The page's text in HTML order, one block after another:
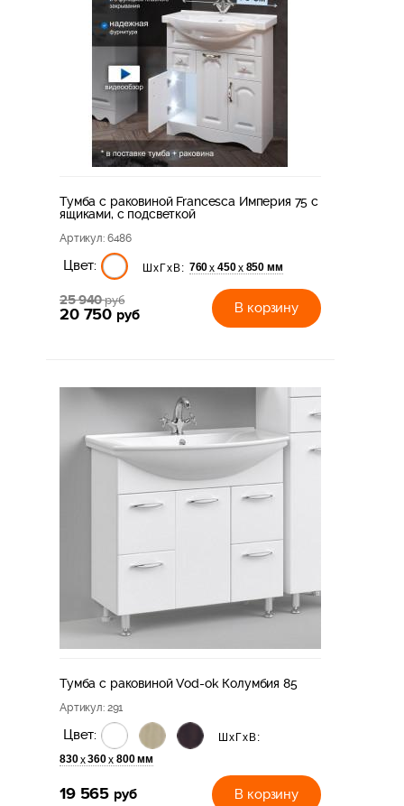
Тумба с раковиной Francesca Империя 75 с
ящиками, с подсветкой
Артикул: 6486
Цвет: ШхГхВ: 760х 450х 850 мм
25 940руб
20 750 руб В корзину
Тумба с раковиной Vod-ok Колумбия 85
Артикул: 291
Цвет:
ШхГхВ:
830х 360х 800 мм
19 565 руб В корзину